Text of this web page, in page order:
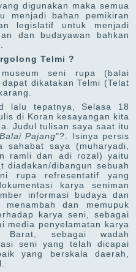
digunakan maka semua
menjadi bahan pemikiran
legislatif untuk menjadi
dan budayawan bahkan
Telmi ?
seni rupa (balai
dikatakan Telmi (Telat
lalu tepatnya, Selasa 18
di Koran kesayangan kita
Judul tulisan saya saat itu
Pajang"?. Isinya persis
saya (muharyadi,
ramli dan adi rozal) yaitu
diadakan/dibangun sebuah
rupa refresentatif yang
karya seniman
informasi budaya dan
dan memupuk
karya seni, sebagai
media penyelamatan karya
Barat, sebagai wadah
seni yang telah dicapai
yang berskala daerah,